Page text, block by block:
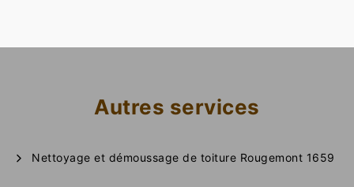
Autres services
Nettoyage et démoussage de toiture Rougemont 1659